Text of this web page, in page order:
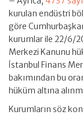
kurulan endüstri
göre
kurumlar ile 22/6/
Merkezi Kanunu
İstanbul Finans
bakımından bu
hüküm altına
Kurumların söz